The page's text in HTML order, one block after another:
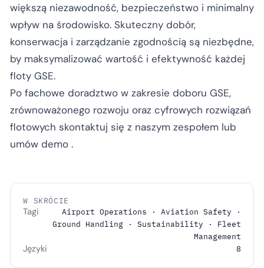
większą niezawodność, bezpieczeństwo i minimalny
wpływ na środowisko. Skuteczny dobór,
konserwacja i zarządzanie zgodnością są niezbędne,
by maksymalizować wartość i efektywność każdej
floty GSE.
Po fachowe doradztwo w zakresie doboru GSE,
zrównoważonego rozwoju oraz cyfrowych rozwiązań
flotowych skontaktuj się z naszym zespołem lub
umów demo .
W SKRÓCIE
Tagi
Airport Operations · Aviation Safety ·
Ground Handling · Sustainability · Fleet
Management
Języki 8